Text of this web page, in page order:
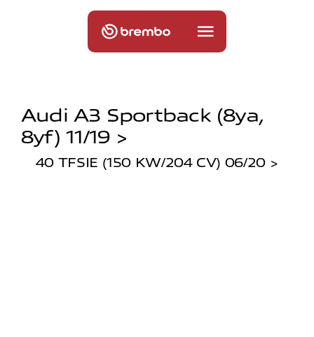
Audi A3 Sportback (8ya,
8yf) 11/19 >
40 TFSIE (150 KW/204 CV) 06/20 >